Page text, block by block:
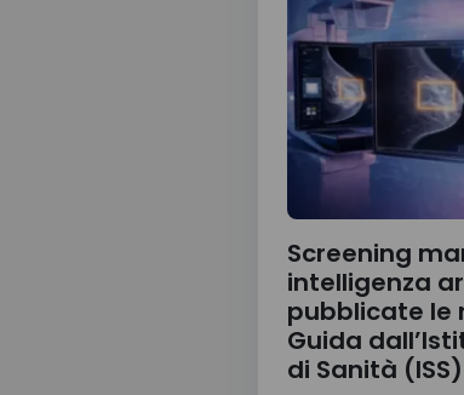
Screening
intelligenza
pubblicate le
Guida
di Sanità (ISS)